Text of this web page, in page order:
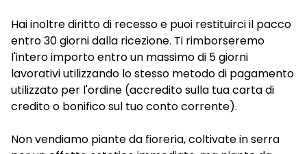
Hai inoltre diritto di recesso e puoi restituirci il pacco
entro 30 giorni dalla ricezione. Ti rimborseremo
l'intero importo entro un massimo di 5 giorni
lavorativi utilizzando lo stesso metodo di pagamento
utilizzato per l'ordine (accredito sulla tua carta di
credito o bonifico sul tuo conto corrente).
Non vendiamo piante da fioreria, coltivate in serra